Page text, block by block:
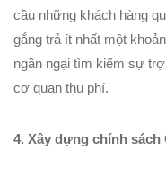
cầu những khách hàng
gắng trả ít nhất một
ngần ngại tìm kiếm sự
cơ quan thu phí.
4. Xây dựng chính